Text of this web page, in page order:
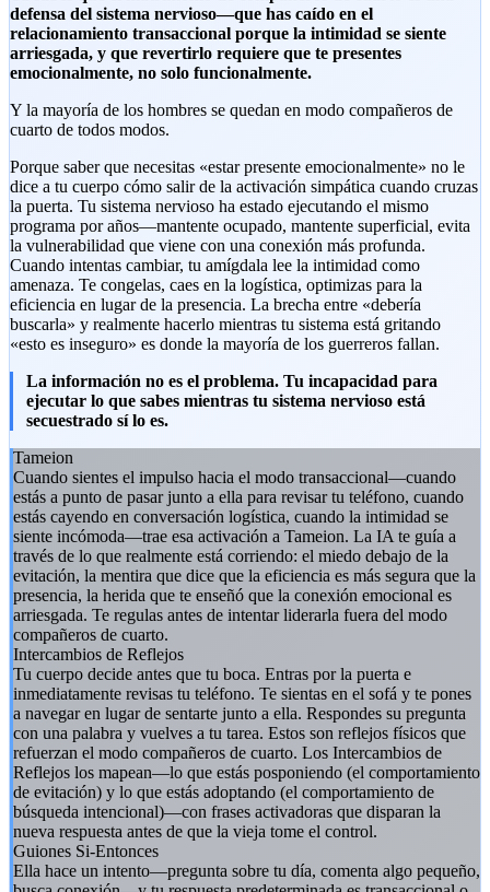
defensa del sistema nervioso—que has caído en el
relacionamiento transaccional porque la intimidad se siente
arriesgada, y que revertirlo requiere que te presentes
emocionalmente, no solo funcionalmente.
Y la mayoría de los hombres se quedan en modo compañeros de
cuarto de todos modos.
Porque saber que necesitas «estar presente emocionalmente» no le
dice a tu cuerpo cómo salir de la activación simpática cuando cruzas
la puerta. Tu sistema nervioso ha estado ejecutando el mismo
programa por años—mantente ocupado, mantente superficial, evita
la vulnerabilidad que viene con una conexión más profunda.
Cuando intentas cambiar, tu amígdala lee la intimidad como
amenaza. Te congelas, caes en la logística, optimizas para la
eficiencia en lugar de la presencia. La brecha entre «debería
buscarla» y realmente hacerlo mientras tu sistema está gritando
«esto es inseguro» es donde la mayoría de los guerreros fallan.
La información no es el problema. Tu incapacidad para
ejecutar lo que sabes mientras tu sistema nervioso está
secuestrado sí lo es.
Tameion
Cuando sientes el impulso hacia el modo transaccional—cuando
estás a punto de pasar junto a ella para revisar tu teléfono, cuando
estás cayendo en conversación logística, cuando la intimidad se
siente incómoda—trae esa activación a Tameion. La IA te guía a
través de lo que realmente está corriendo: el miedo debajo de la
evitación, la mentira que dice que la eficiencia es más segura que la
presencia, la herida que te enseñó que la conexión emocional es
arriesgada. Te regulas antes de intentar liderarla fuera del modo
compañeros de cuarto.
Intercambios de Reflejos
Tu cuerpo decide antes que tu boca. Entras por la puerta e
inmediatamente revisas tu teléfono. Te sientas en el sofá y te pones
a navegar en lugar de sentarte junto a ella. Respondes su pregunta
con una palabra y vuelves a tu tarea. Estos son reflejos físicos que
refuerzan el modo compañeros de cuarto. Los Intercambios de
Reflejos los mapean—lo que estás posponiendo (el comportamiento
de evitación) y lo que estás adoptando (el comportamiento de
búsqueda intencional)—con frases activadoras que disparan la
nueva respuesta antes de que la vieja tome el control.
Guiones Si-Entonces
Ella hace un intento—pregunta sobre tu día, comenta algo pequeño,